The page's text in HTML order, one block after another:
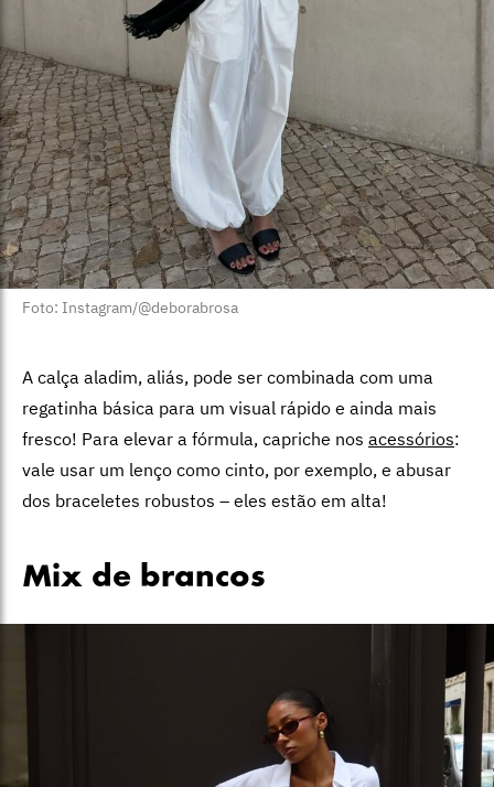
Foto: Instagram/@deborabrosa
A calça aladim, aliás, pode ser combinada com uma
regatinha básica para um visual rápido e ainda mais
fresco! Para elevar a fórmula, capriche nos acessórios:
vale usar um lenço como cinto, por exemplo, e abusar
dos braceletes robustos – eles estão em alta!
Mix de brancos